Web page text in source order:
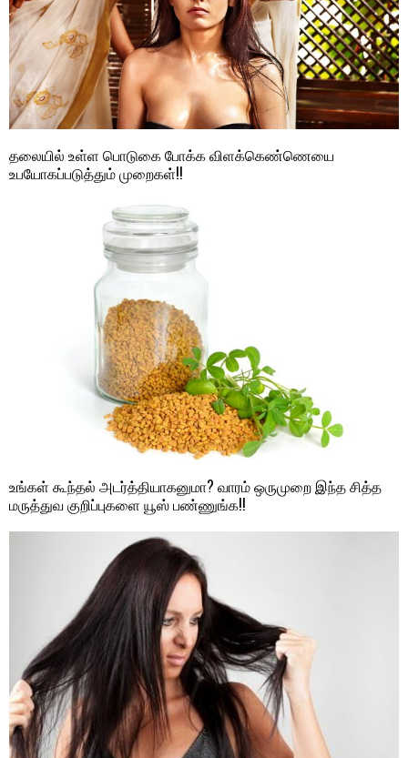
தலையில் உள்ள பொடுகை போக்க விளக்கெண்ணெயை
உபயோகப்படுத்தும் முறைகள்!!
உங்கள் கூந்தல் அடர்த்தியாகனுமா? வாரம் ஒருமுறை இந்த சித்த
மருத்துவ குறிப்புகளை யூஸ் பண்ணுங்க!!